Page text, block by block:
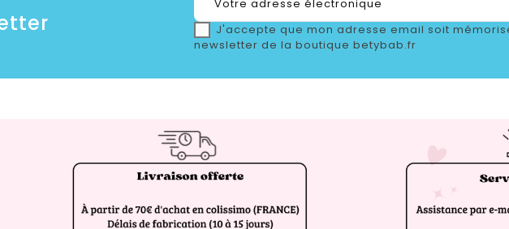
J'accepte que mon adresse email soit
newsletter de la boutique betybab.fr